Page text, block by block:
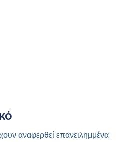
αναφερθεί επανειλημμένα